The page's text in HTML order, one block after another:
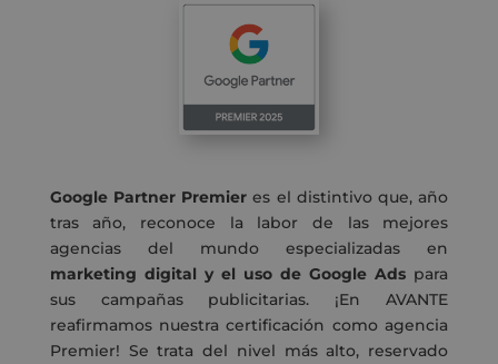
Google Partner Premier es el distintivo que, año
tras año, reconoce la labor de las mejores
agencias del mundo especializadas en
marketing digital y el uso de Google Ads para
sus campañas publicitarias. ¡En AVANTE
reafirmamos nuestra certificación como agencia
Premier! Se trata del nivel más alto, reservado